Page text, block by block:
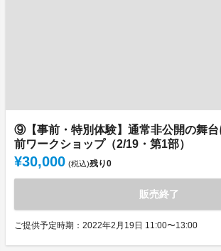
⑨【事前・特別体験】通常非公開の舞
前ワークショップ（2/19・第1部）
¥30,000 (税込)残り0
販売終了
ご提供予定時期：2022年2月19日 11:00〜13:00